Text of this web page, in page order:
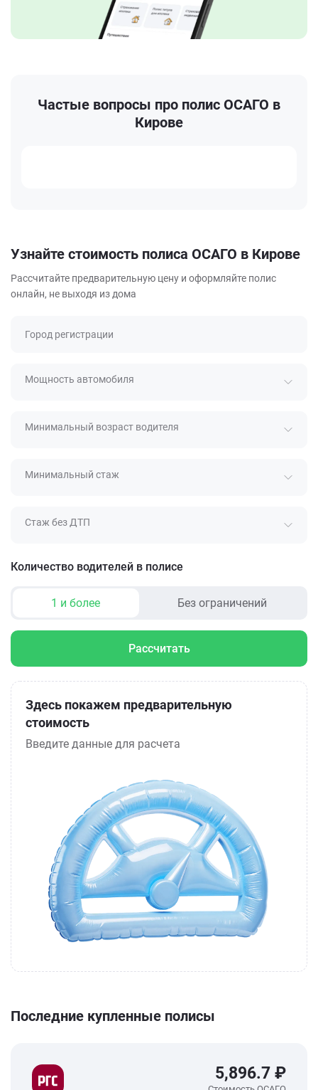
Частые вопросы про полис ОСАГО в
Кирове
Узнайте стоимость полиса ОСАГО в Кирове
Рассчитайте предварительную цену и оформляйте полис
онлайн, не выходя из дома
Город регистрации
Мощность автомобиля
Минимальный возраст водителя
Минимальный стаж
Стаж без ДТП
Количество водителей в полисе
1 и более Без ограничений
Рассчитать
Здесь покажем предварительную
стоимость
Введите данные для расчета
Последние купленные полисы
5,896.7 ₽